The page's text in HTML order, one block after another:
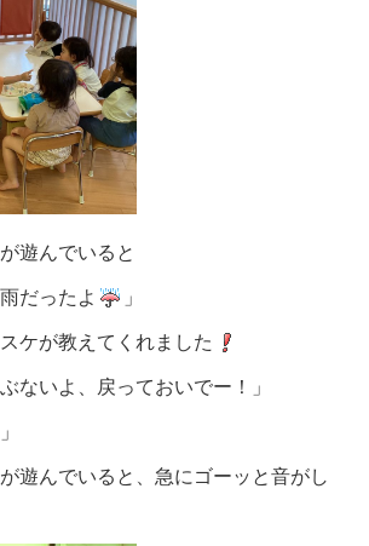
遊んでいると
だったよ 」
ケが教えてくれました
ないよ、戻っておいでー！」
遊んでいると、急にゴーッと音がし